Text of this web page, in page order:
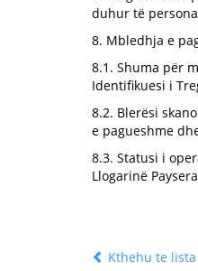
duhur të
8. Mbledhja e
8.1. Shuma për
Identifikuesi i
8.2. Blerësi
e pagueshme
8.3. Statusi i
Llogarinë
Kthehu te lista